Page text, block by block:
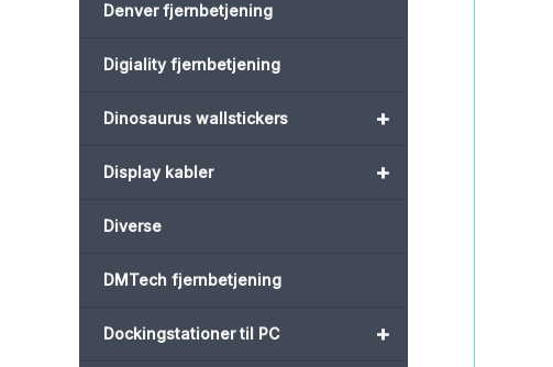
Denver fjernbetjening
Digiality fjernbetjening
+
Dinosaurus wallstickers
+
Display kabler
Diverse
DMTech fjernbetjening
+
Dockingstationer til PC